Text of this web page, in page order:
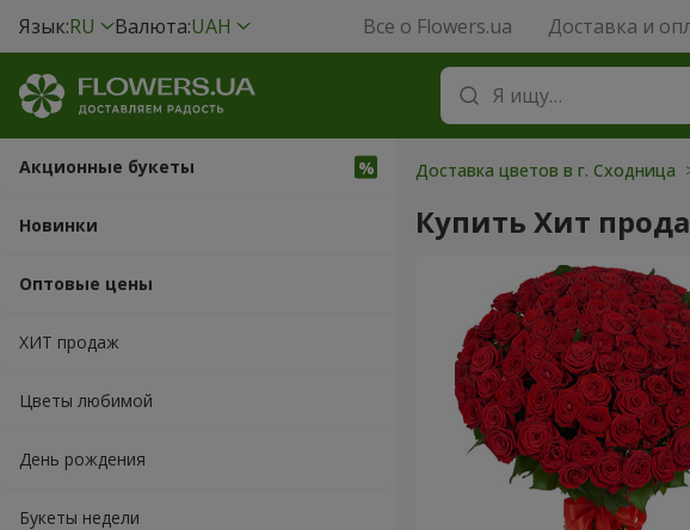
Язык:RU Валюта:UAH Все о Flowers.ua Доставка и
Акционные букеты
Новинки
Оптовые цены
ХИТ продаж
Цветы любимой
День рождения
Букеты недели
Доставка цветов в г. Сходница
Купить Хит